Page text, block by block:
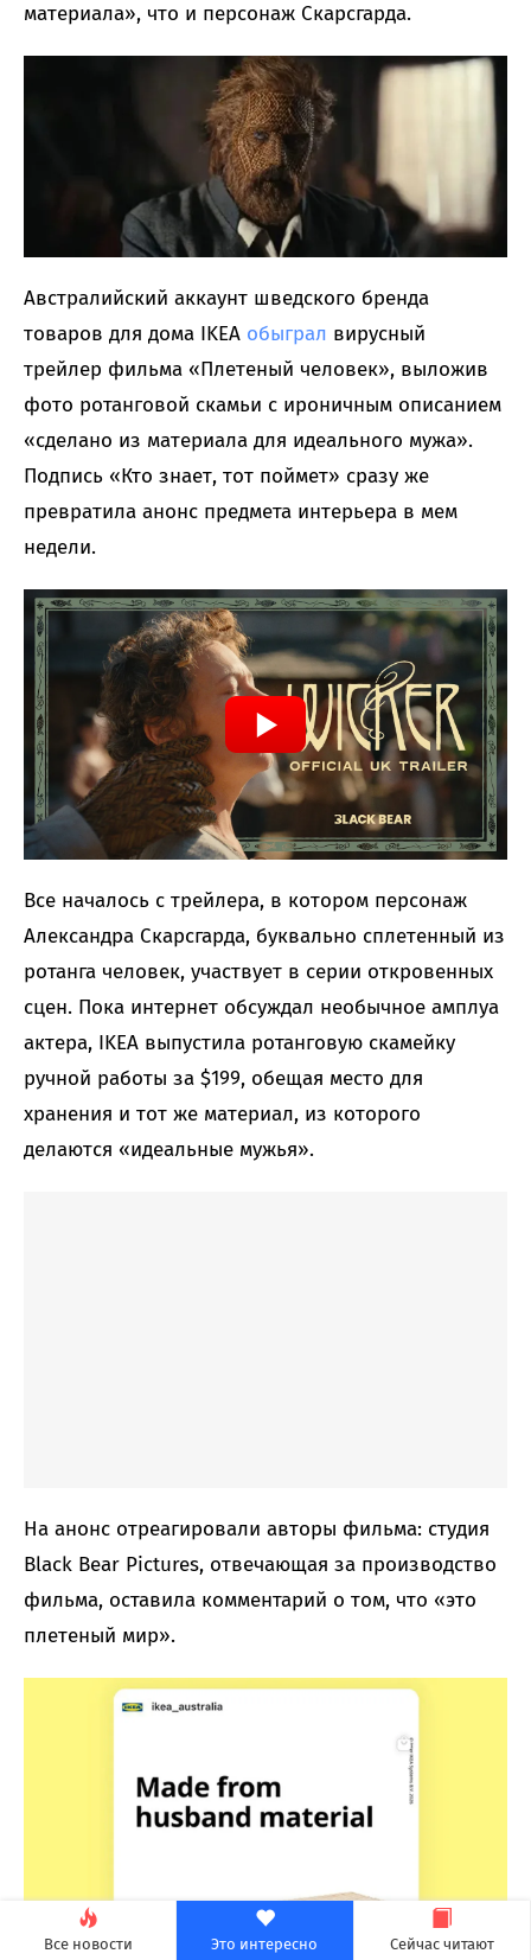
Все новости Это интересно Сейчас читают
материала», что и персонаж Скарсгарда.
Австралийский аккаунт шведского бренда
товаров для дома IKEA обыграл вирусный
трейлер фильма «Плетеный человек», выложив
фото ротанговой скамьи с ироничным описанием
«сделано из материала для идеального мужа».
Подпись «Кто знает, тот поймет» сразу же
превратила анонс предмета интерьера в мем
недели.
Все началось с трейлера, в котором персонаж
Александра Скарсгарда, буквально сплетенный из
ротанга человек, участвует в серии откровенных
сцен. Пока интернет обсуждал необычное амплуа
актера, IKEA выпустила ротанговую скамейку
ручной работы за $199, обещая место для
хранения и тот же материал, из которого
делаются «идеальные мужья».
На анонс отреагировали авторы фильма: студия
Black Bear Pictures, отвечающая за производство
фильма, оставила комментарий о том, что «это
плетеный мир».